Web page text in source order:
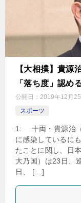
【大相撲】貴
「落ち度」認め
公開日： 2019年12月25
スポーツ
1: 十両・貴源治（
に感染しているに
たことに関し、日
大乃国）は23日、
日、 […]